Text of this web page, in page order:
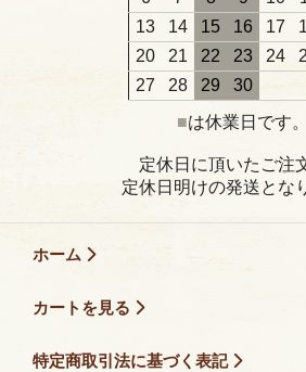
13
14 15 16 17
20
21 22 23 24
27
28 29
30
■は休業日です。
定休日に頂いたご注
定休日明けの発送とな
ホーム
カートを見る
特定商取引法に基づく表記